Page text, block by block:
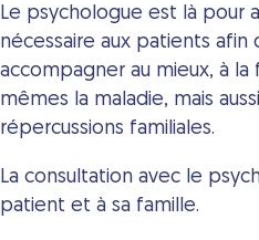
Le psychologue est là pour
nécessaire aux patients
accompagner au mieux, à
mêmes la maladie, mais
répercussions familiales.
La consultation avec le
patient et à sa famille.